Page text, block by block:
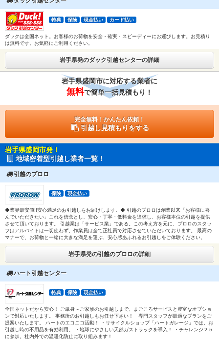
特典 保険 現金払い カード払い
ダックは全国ネット。お客様のお荷物を安全・確実・スピーディーにお運びします。お見積り
は無料です。お気軽にご利用ください。
岩手県発のダック引越センターの詳細
岩手県盛岡市に対応する業者に
無料で簡単一括見積もり！
完全無料！かんたん依頼！
引越し見積もりをする
岩手県盛岡市発！
地域密着型引越し業者一覧！
引越のプロロ
保険 現金払い
◆業界最安値!!安心満足のお引越しをお届けします。◆ 引越のプロロは創業以来「お客様に喜
んでいただきたい」これを信念とし、安心・丁寧・低料金を追求し、お客様本位の引越を提供
させて頂いております。 引越業は「サービス業」である。この考え方を元に、プロロのスタッ
フはアルバイトは一切使わず、作業員は全て正社員で対応させていただいております。 最高の
マナーで、お荷物と一緒に大きな満足を運ぶ、安心感あふれるお引越しをご体験ください。
岩手県発の引越のプロロの詳細
ハート引越センター
特典 保険 現金払い
全国ネットだから安心！ ご単身～ご家族のお引越しまで、まごころサービスと豊富なオプショ
ンで対応いたします。 事務所のお引越しもお任せ下さい！ 専門スタッフが最適なプランをご
提案いたします。 ハートのエコニコ活動！ ・リサイクルショップ「ハートガレージ」では、お
引越し時の不用品を有効利用。 ・地球にやさしい天然ガストラックを導入！ ・チャレンジ２５
に参加。社内外での温暖化防止に取り組みます！